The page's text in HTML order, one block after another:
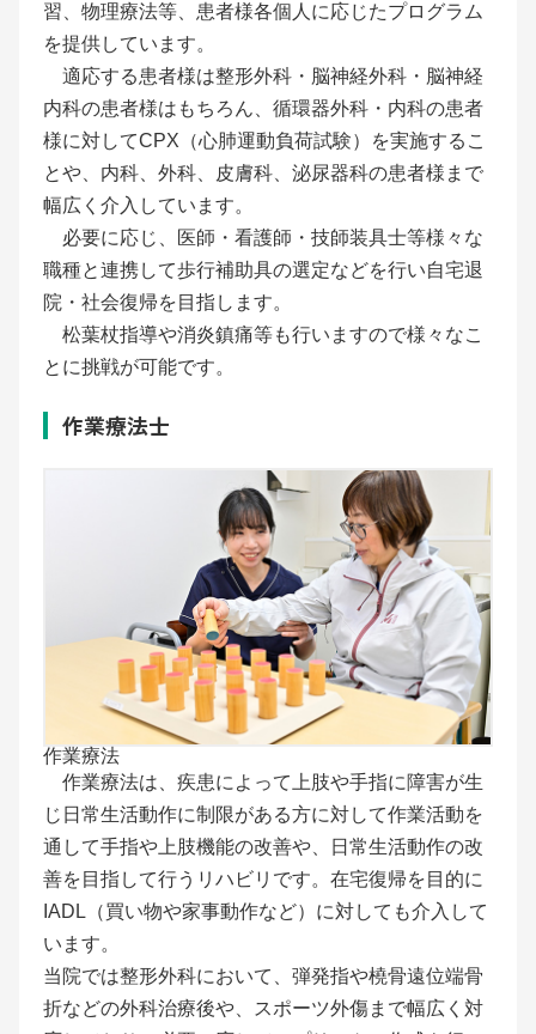
習、物理療法等、患者様各個人に応じたプログラム
を提供しています。
適応する患者様は整形外科・脳神経外科・脳神経
内科の患者様はもちろん、循環器外科・内科の患者
様に対してCPX（心肺運動負荷試験）を実施するこ
とや、内科、外科、皮膚科、泌尿器科の患者様まで
幅広く介入しています。
必要に応じ、医師・看護師・技師装具士等様々な
職種と連携して歩行補助具の選定などを行い自宅退
院・社会復帰を目指します。
松葉杖指導や消炎鎮痛等も行いますので様々なこ
とに挑戦が可能です。
作業療法士
作業療法
作業療法は、疾患によって上肢や手指に障害が生
じ日常生活動作に制限がある方に対して作業活動を
通して手指や上肢機能の改善や、日常生活動作の改
善を目指して行うリハビリです。在宅復帰を目的に
IADL（買い物や家事動作など）に対しても介入して
います。
当院では整形外科において、弾発指や橈骨遠位端骨
折などの外科治療後や、スポーツ外傷まで幅広く対